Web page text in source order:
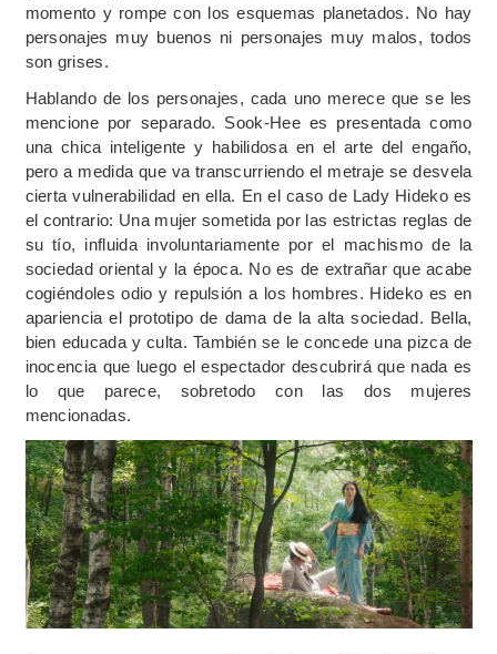
momento y rompe con los esquemas planetados. No hay
personajes muy buenos ni personajes muy malos, todos
son grises.
Hablando de los personajes, cada uno merece que se les
mencione por separado. Sook-Hee es presentada como
una chica inteligente y habilidosa en el arte del engaño,
pero a medida que va transcurriendo el metraje se desvela
cierta vulnerabilidad en ella. En el caso de Lady Hideko es
el contrario: Una mujer sometida por las estrictas reglas de
su tío, influida involuntariamente por el machismo de la
sociedad oriental y la época. No es de extrañar que acabe
cogiéndoles odio y repulsión a los hombres. Hideko es en
apariencia el prototipo de dama de la alta sociedad. Bella,
bien educada y culta. También se le concede una pizca de
inocencia que luego el espectador descubrirá que nada es
lo que parece, sobretodo con las dos mujeres
mencionadas.